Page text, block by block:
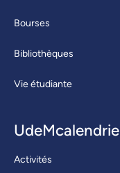
Bourses
Bibliothèques
Vie étudiante
Activités